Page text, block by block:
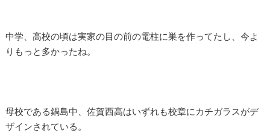
中学、高校の頃は実家の目の前の電柱に巣を作ってたし、今よ
りもっと多かったね。
母校である鍋島中、佐賀西高はいずれも校章にカチガラスがデ
ザインされている。